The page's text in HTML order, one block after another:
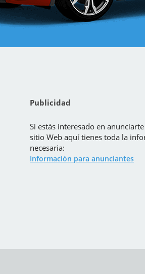
Publicidad
Si estás interesado en
sitio Web aquí tienes toda la
necesaria:
Información para anunciantes